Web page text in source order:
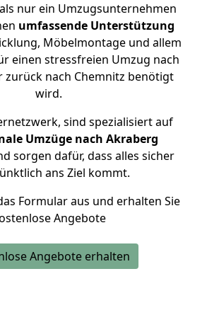
nur ein Umzugsunternehmen
umfassende Unterstützung
Möbelmontage und allem
einen stressfreien Umzug nach
zurück nach Chemnitz benötigt
wird.
sind spezialisiert auf
Umzüge nach Akraberg
sorgen dafür, dass alles sicher
ans Ziel kommt.
Formular aus und erhalten Sie
Angebote
Angebote erhalten